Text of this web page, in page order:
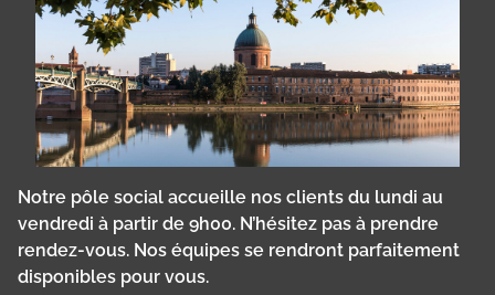
Notre pôle social accueille nos clients du lundi au
vendredi à partir de 9h00. N’hésitez pas à prendre
rendez-vous. Nos équipes se rendront parfaitement
disponibles pour vous.